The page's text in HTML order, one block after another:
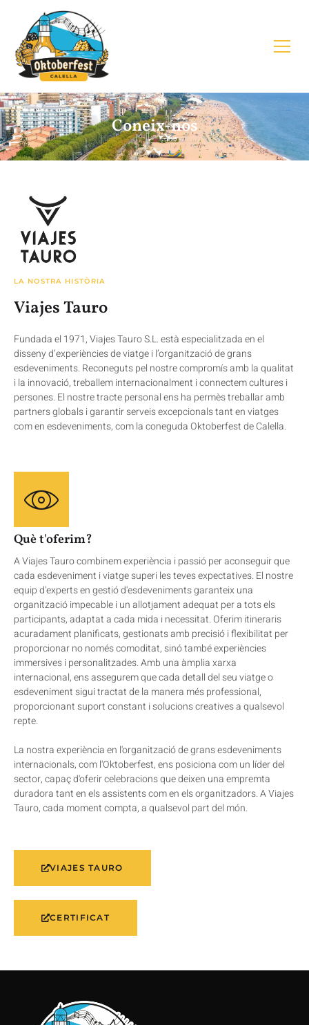
Coneix-nos
LA NOSTRA HISTÒRIA
Viajes Tauro
Fundada el 1971, Viajes Tauro S.L. està especialitzada en el
disseny d’experiències de viatge i l’organització de grans
esdeveniments. Reconeguts pel nostre compromís amb la qualitat
i la innovació, treballem internacionalment i connectem cultures i
persones. El nostre tracte personal ens ha permès treballar amb
partners globals i garantir serveis excepcionals tant en viatges
com en esdeveniments, com la coneguda Oktoberfest de Calella.
Què t'oferim?
A Viajes Tauro combinem experiència i passió per aconseguir que
cada esdeveniment i viatge superi les teves expectatives. El nostre
equip d'experts en gestió d'esdeveniments garanteix una
organització impecable i un allotjament adequat per a tots els
participants, adaptat a cada mida i necessitat. Oferim itineraris
acuradament planificats, gestionats amb precisió i flexibilitat per
proporcionar no només comoditat, sinó també experiències
immersives i personalitzades. Amb una àmplia xarxa
internacional, ens assegurem que cada detall del seu viatge o
esdeveniment sigui tractat de la manera més professional,
proporcionant suport constant i solucions creatives a qualsevol
repte.
La nostra experiència en l'organització de grans esdeveniments
internacionals, com l'Oktoberfest, ens posiciona com un líder del
sector, capaç d'oferir celebracions que deixen una empremta
duradora tant en els assistents com en els organitzadors. A Viajes
Tauro, cada moment compta, a qualsevol part del món.
VIAJES TAURO
CERTIFICAT